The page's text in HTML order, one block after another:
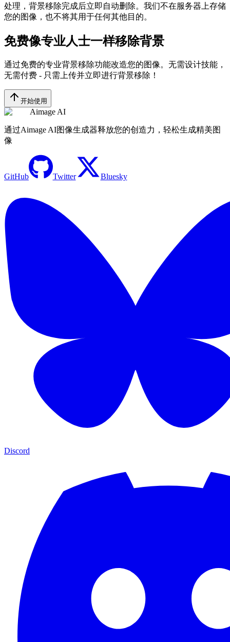
处理，背景移除完成后立即自动删除。我们不在服务器上存储
您的图像，也不将其用于任何其他目的。
免费像专业人士一样移除背景
通过免费的专业背景移除功能改造您的图像。无需设计技能，
无需付费 - 只需上传并立即进行背景移除！
开始使用
Aimage AI
通过Aimage AI图像生成器释放您的创造力，轻松生成精美图
像
GitHub Twitter Bluesky
Discord